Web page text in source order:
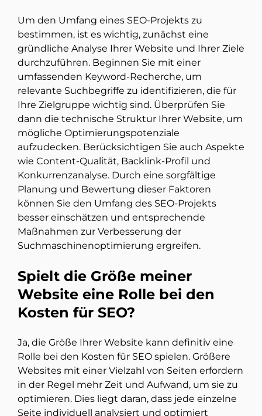
Um den Umfang eines SEO-Projekts zu
bestimmen, ist es wichtig, zunächst eine
gründliche Analyse Ihrer Website und Ihrer Ziele
durchzuführen. Beginnen Sie mit einer
umfassenden Keyword-Recherche, um
relevante Suchbegriffe zu identifizieren, die für
Ihre Zielgruppe wichtig sind. Überprüfen Sie
dann die technische Struktur Ihrer Website, um
mögliche Optimierungspotenziale
aufzudecken. Berücksichtigen Sie auch Aspekte
wie Content-Qualität, Backlink-Profil und
Konkurrenzanalyse. Durch eine sorgfältige
Planung und Bewertung dieser Faktoren
können Sie den Umfang des SEO-Projekts
besser einschätzen und entsprechende
Maßnahmen zur Verbesserung der
Suchmaschinenoptimierung ergreifen.
Spielt die Größe meiner
Website eine Rolle bei den
Kosten für SEO?
Ja, die Größe Ihrer Website kann definitiv eine
Rolle bei den Kosten für SEO spielen. Größere
Websites mit einer Vielzahl von Seiten erfordern
in der Regel mehr Zeit und Aufwand, um sie zu
optimieren. Dies liegt daran, dass jede einzelne
Seite individuell analysiert und optimiert